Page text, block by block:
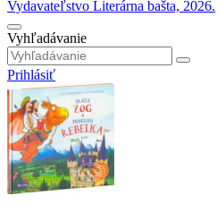
Vyhľadávanie
Prihlásiť